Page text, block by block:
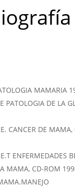
MAMARIA
PATOLOGIA DE LA
CANCER DE
ENFERMEDADES
MAMA, CD-ROM